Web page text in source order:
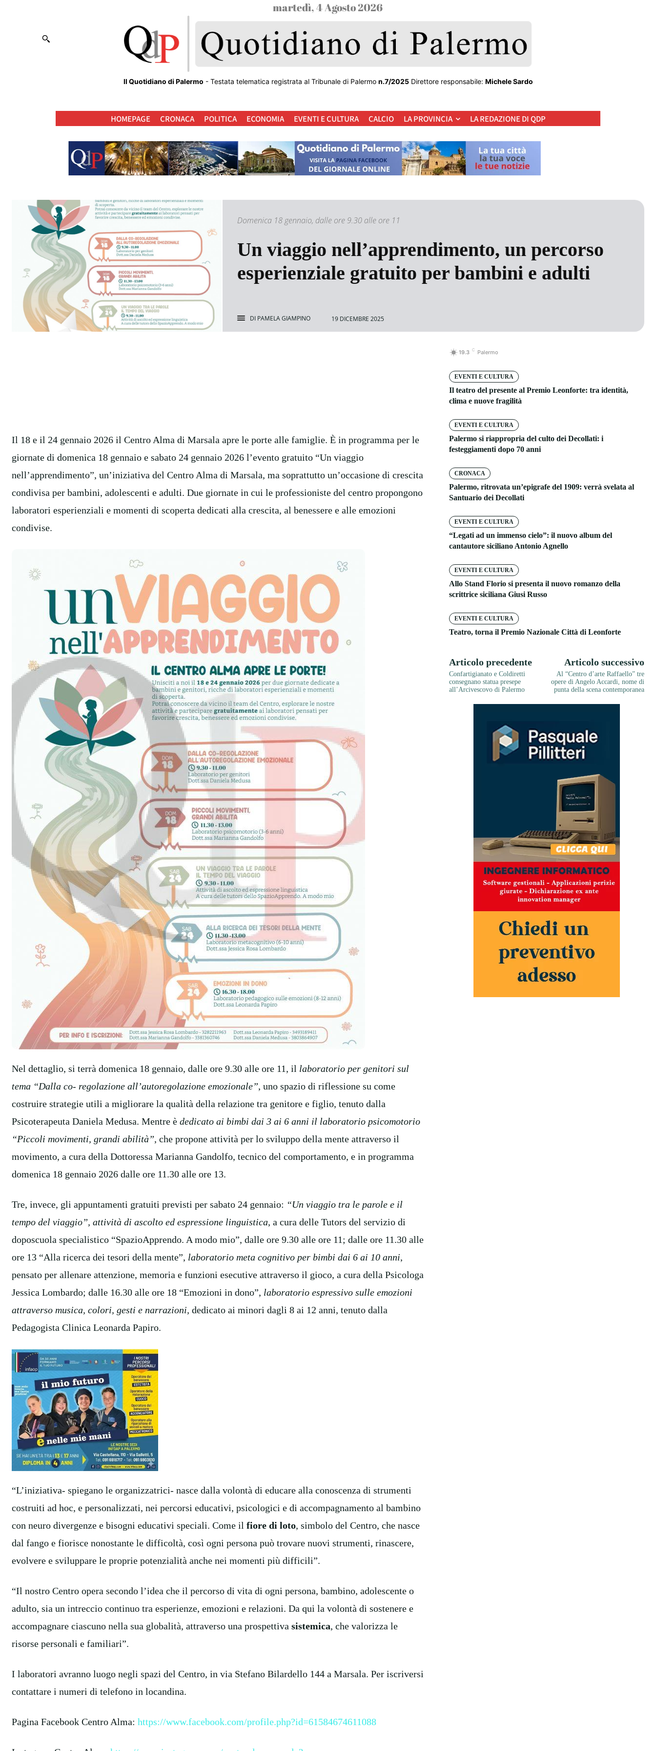
martedì, 4 Agosto 2026
Il Quotidiano di Palermo - Testata telematica registrata al Tribunale di Palermo n.7/2025Direttore responsabile: Michele Sardo
HOMEPAGE CRONACA POLITICA ECONOMIA EVENTI E CULTURA CALCIO LA PROVINCIA LA REDAZIONE DI QDP
Domenica 18 gennaio, dalle ore 9.30 alle ore 11
Un viaggio nell’apprendimento, un percorso
esperienziale gratuito per bambini e adulti
DI PAMELA GIAMPINO 19 DICEMBRE 2025
Il 18 e il 24 gennaio 2026 il Centro Alma di Marsala apre le porte alle famiglie. È in programma per le
giornate di domenica 18 gennaio e sabato 24 gennaio 2026 l’evento gratuito “Un viaggio
nell’apprendimento”, un’iniziativa del Centro Alma di Marsala, ma soprattutto un’occasione di crescita
condivisa per bambini, adolescenti e adulti. Due giornate in cui le professioniste del centro propongono
laboratori esperienziali e momenti di scoperta dedicati alla crescita, al benessere e alle emozioni
condivise.
Nel dettaglio, si terrà domenica 18 gennaio, dalle ore 9.30 alle ore 11, il laboratorio per genitori sul
tema “Dalla co- regolazione all’autoregolazione emozionale”, uno spazio di riflessione su come
costruire strategie utili a migliorare la qualità della relazione tra genitore e figlio, tenuto dalla
Psicoterapeuta Daniela Medusa. Mentre è dedicato ai bimbi dai 3 ai 6 anni il laboratorio psicomotorio
“Piccoli movimenti, grandi abilità”, che propone attività per lo sviluppo della mente attraverso il
movimento, a cura della Dottoressa Marianna Gandolfo, tecnico del comportamento, e in programma
domenica 18 gennaio 2026 dalle ore 11.30 alle ore 13.
Tre, invece, gli appuntamenti gratuiti previsti per sabato 24 gennaio: “Un viaggio tra le parole e il
tempo del viaggio”, attività di ascolto ed espressione linguistica, a cura delle Tutors del servizio di
doposcuola specialistico “SpazioApprendo. A modo mio”, dalle ore 9.30 alle ore 11; dalle ore 11.30 alle
ore 13 “Alla ricerca dei tesori della mente”, laboratorio meta cognitivo per bimbi dai 6 ai 10 anni,
pensato per allenare attenzione, memoria e funzioni esecutive attraverso il gioco, a cura della Psicologa
Jessica Lombardo; dalle 16.30 alle ore 18 “Emozioni in dono”, laboratorio espressivo sulle emozioni
attraverso musica, colori, gesti e narrazioni, dedicato ai minori dagli 8 ai 12 anni, tenuto dalla
Pedagogista Clinica Leonarda Papiro.
“L’iniziativa- spiegano le organizzatrici- nasce dalla volontà di educare alla conoscenza di strumenti
costruiti ad hoc, e personalizzati, nei percorsi educativi, psicologici e di accompagnamento al bambino
con neuro divergenze e bisogni educativi speciali. Come il fiore di loto, simbolo del Centro, che nasce
dal fango e fiorisce nonostante le difficoltà, così ogni persona può trovare nuovi strumenti, rinascere,
evolvere e sviluppare le proprie potenzialità anche nei momenti più difficili”.
“Il nostro Centro opera secondo l’idea che il percorso di vita di ogni persona, bambino, adolescente o
adulto, sia un intreccio continuo tra esperienze, emozioni e relazioni. Da qui la volontà di sostenere e
accompagnare ciascuno nella sua globalità, attraverso una prospettiva sistemica, che valorizza le
risorse personali e familiari”.
I laboratori avranno luogo negli spazi del Centro, in via Stefano Bilardello 144 a Marsala. Per iscriversi
contattare i numeri di telefono in locandina.
Pagina Facebook Centro Alma: https://www.facebook.com/profile.php?id=61584674611088
19.3 C Palermo
EVENTI E CULTURA
Il teatro del presente al Premio Leonforte: tra identità,
clima e nuove fragilità
EVENTI E CULTURA
Palermo si riappropria del culto dei Decollati: i
festeggiamenti dopo 70 anni
CRONACA
Palermo, ritrovata un’epigrafe del 1909: verrà svelata al
Santuario dei Decollati
EVENTI E CULTURA
“Legati ad un immenso cielo”: il nuovo album del
cantautore siciliano Antonio Agnello
EVENTI E CULTURA
Allo Stand Florio si presenta il nuovo romanzo della
scrittrice siciliana Giusi Russo
EVENTI E CULTURA
Teatro, torna il Premio Nazionale Città di Leonforte
Articolo precedente
Confartigianato e Coldiretti
consegnano statua presepe
all’Arcivescovo di Palermo
Articolo successivo
Al “Centro d’arte Raffaello” tre
opere di Angelo Accardi, nome di
punta della scena contemporanea